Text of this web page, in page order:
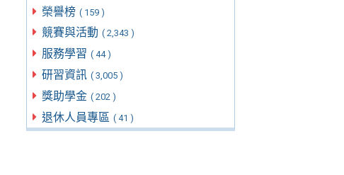
榮譽榜 ( 159 )
競賽與活動 ( 2,343 )
服務學習 ( 44 )
研習資訊 ( 3,005 )
獎助學金 ( 202 )
退休人員專區 ( 41 )